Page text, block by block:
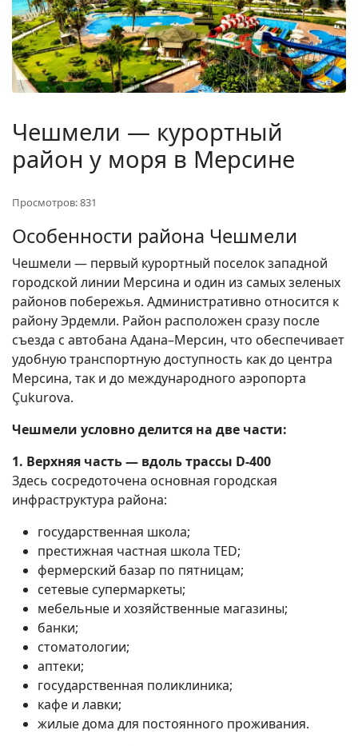
Чешмели — курортный
район у моря в Мерсине
Просмотров: 831
Особенности района Чешмели
Чешмели — первый курортный поселок западной
городской линии Мерсина и один из самых зеленых
районов побережья. Административно относится к
району Эрдемли. Район расположен сразу после
съезда с автобана Адана–Мерсин, что обеспечивает
удобную транспортную доступность как до центра
Мерсина, так и до международного аэропорта
Çukurova.
Чешмели условно делится на две части:
1. Верхняя часть — вдоль трассы D-400
Здесь сосредоточена основная городская
инфраструктура района:
государственная школа;
престижная частная школа TED;
фермерский базар по пятницам;
сетевые супермаркеты;
мебельные и хозяйственные магазины;
банки;
стоматологии;
аптеки;
государственная поликлиника;
кафе и лавки;
жилые дома для постоянного проживания.